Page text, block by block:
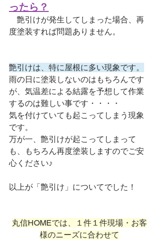
ったら？
艶引けが発生してしまった場合、再
度塗装すれば問題ありません。
艶引けは、特に屋根に多い現象です。
雨の日に塗装しないのはもちろんです
が、気温差による結露を予想して作業
するのは難しい事です・・・・
気を付けていても起こってしまう現象
です。
万が一、艶引けが起こってしまって
も、もちろん再度塗装しますのでご安
心ください♪
以上が「艶引け」についてでした！
丸信HOMEでは、１件１件現場・お客
様のニーズに合わせて